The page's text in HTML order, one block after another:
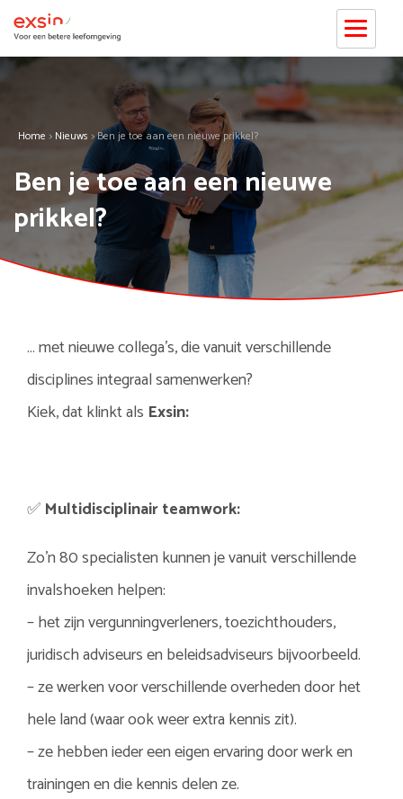
Home > Nieuws >Ben je toe aan een nieuwe prikkel?
Ben je toe aan een nieuwe
prikkel?
… met nieuwe collega’s, die vanuit verschillende
disciplines integraal samenwerken?
Kiek, dat klinkt als Exsin:
✅ Multidisciplinair teamwork:
Zo’n 80 specialisten kunnen je vanuit verschillende
invalshoeken helpen:
– het zijn vergunningverleners, toezichthouders,
juridisch adviseurs en beleidsadviseurs bijvoorbeeld.
– ze werken voor verschillende overheden door het
hele land (waar ook weer extra kennis zit).
– ze hebben ieder een eigen ervaring door werk en
trainingen en die kennis delen ze.